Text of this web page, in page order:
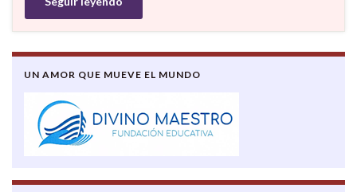
UN AMOR QUE MUEVE EL MUNDO